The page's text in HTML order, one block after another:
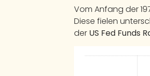
Vom Anfang der
Diese fielen
der US Fed Funds